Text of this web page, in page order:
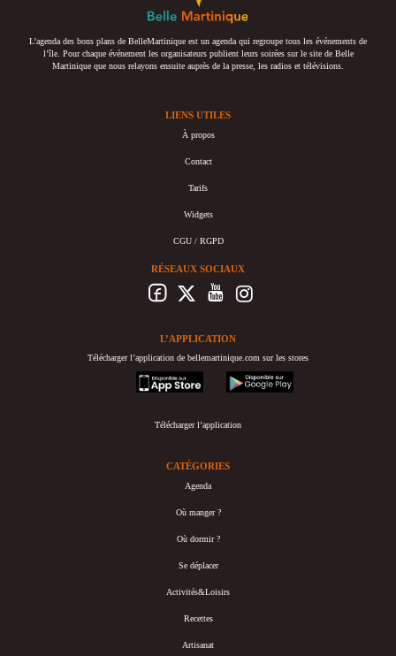
L’agenda des bons plans de BelleMartinique est un agenda qui regroupe tous les événements de
l’île. Pour chaque événement les organisateurs publient leurs soirées sur le site de Belle
Martinique que nous relayons ensuite auprès de la presse, les radios et télévisions.
LIENS UTILES
À propos
Contact
Tarifs
Widgets
CGU / RGPD
RÉSEAUX SOCIAUX
L’APPLICATION
Télécharger l’application de bellemartinique.com sur les stores
appstore
googleplay
Télécharger l’application
CATÉGORIES
Agenda
Où manger ?
Où dormir ?
Se déplacer
Activités&Loisirs
Recettes
Artisanat